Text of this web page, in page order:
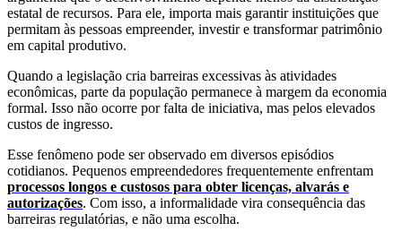
estatal de recursos. Para ele, importa mais garantir instituições que
permitam às pessoas empreender, investir e transformar patrimônio
em capital produtivo.
Quando a legislação cria barreiras excessivas às atividades
econômicas, parte da população permanece à margem da economia
formal. Isso não ocorre por falta de iniciativa, mas pelos elevados
custos de ingresso.
Esse fenômeno pode ser observado em diversos episódios
cotidianos. Pequenos empreendedores frequentemente enfrentam
processos longos e custosos para obter licenças, alvarás e
autorizações. Com isso, a informalidade vira consequência das
barreiras regulatórias, e não uma escolha.